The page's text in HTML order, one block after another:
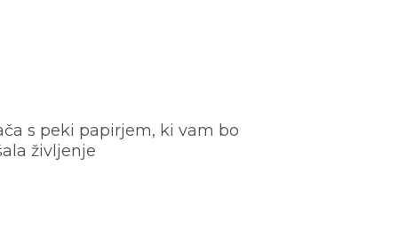
s peki papirjem, ki vam bo
življenje